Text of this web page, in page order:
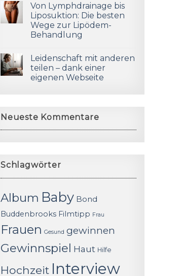
Von Lymphdrainage bis
Liposuktion: Die besten
Wege zur Lipödem-
Behandlung
Leidenschaft mit anderen
teilen – dank einer
eigenen Webseite
Neueste Kommentare
Schlagwörter
Album Baby Bond
Buddenbrooks Filmtipp Frau
Frauen Gesund gewinnen
Gewinnspiel Haut Hilfe
Hochzeit Interview